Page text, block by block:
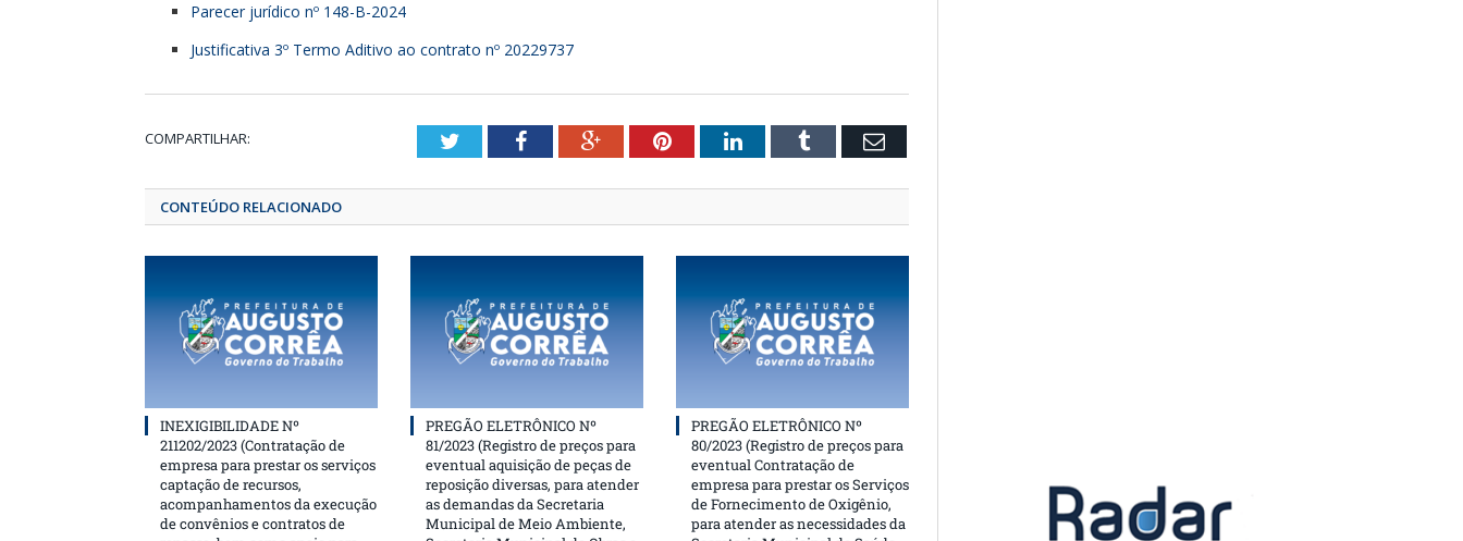
Parecer jurídico nº 148-B-2024
Justificativa 3º Termo Aditivo ao contrato nº 20229737
COMPARTILHAR: TwitterFacebookGoogle+Pinterest
LinkedInTumblrEmail
CONTEÚDO RELACIONADO
INEXIGIBILIDADE Nº
211202/2023 (Contratação de
empresa para prestar os serviços
captação de recursos,
acompanhamentos da execução
de convênios e contratos de
PREGÃO ELETRÔNICO Nº
81/2023 (Registro de preços para
eventual aquisição de peças de
reposição diversas, para atender
as demandas da Secretaria
Municipal de Meio Ambiente,
PREGÃO ELETRÔNICO Nº
80/2023 (Registro de preços para
eventual Contratação de
empresa para prestar os Serviços
de Fornecimento de Oxigênio,
para atender as necessidades da